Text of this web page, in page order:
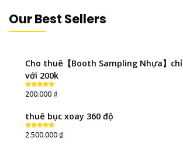
Our Best Sellers
Cho thuê【Booth Sampling Nhựa】chỉ
với 200k
Rated5.00
out of 5
200.000₫
thuê bục xoay 360 độ
Rated5.00
out of 5
2.500.000₫